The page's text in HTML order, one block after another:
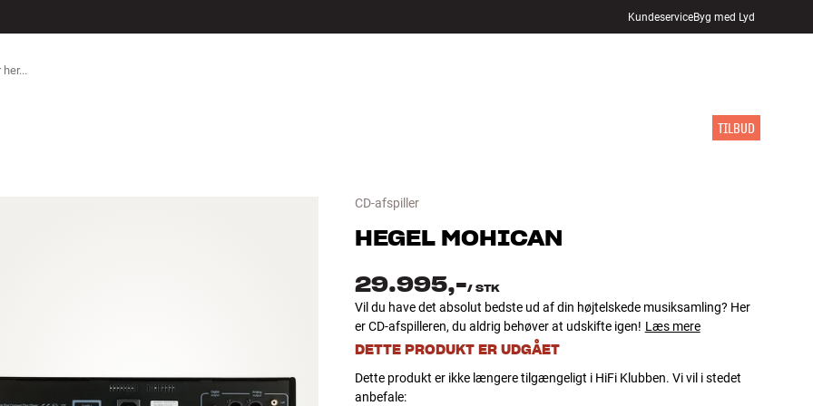
KundeserviceByg med Lyd
TILBUD
CD-afspiller
HEGEL MOHICAN
29.995,-/ STK
Vil du have det absolut bedste ud af din højtelskede musiksamling? Her
er CD-afspilleren, du aldrig behøver at udskifte igen! Læs mere
DETTE PRODUKT ER UDGÅET
Dette produkt er ikke længere tilgængeligt i HiFi Klubben. Vi vil i stedet
anbefale: